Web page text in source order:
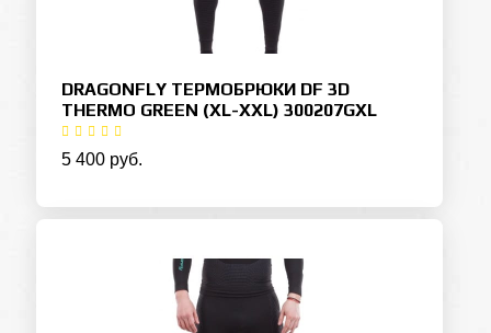
DRAGONFLY ТЕРМОБРЮКИ DF 3D
THERMO GREEN (XL-XXL) 300207GXL
5 400 руб.